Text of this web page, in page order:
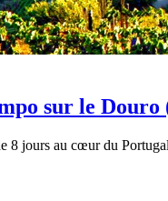
sur le Douro
8 jours au cœur du Portugal